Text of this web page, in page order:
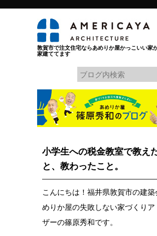
敦賀市で注文住宅ならあめりか屋かっこいい家
家建ててます
小学生への税金教室で教え
と、教わったこと。
こんにちは！福井県敦賀市の建築
めりか屋の失敗しない家づくりア
ザーの篠原秀和です。